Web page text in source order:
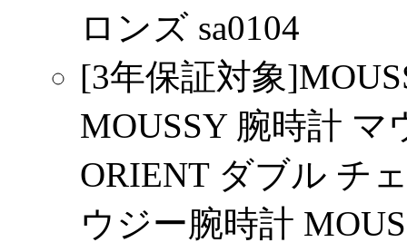
ロンズ sa0104
[3年保証対象
MOUSSY 腕時計
ORIENT ダブル チ
ウジー腕時計